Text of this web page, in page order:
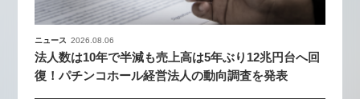
ニュース 2026.08.06
法人数は10年で半減も売上高は5年ぶり12兆円台へ回
復！パチンコホール経営法人の動向調査を発表